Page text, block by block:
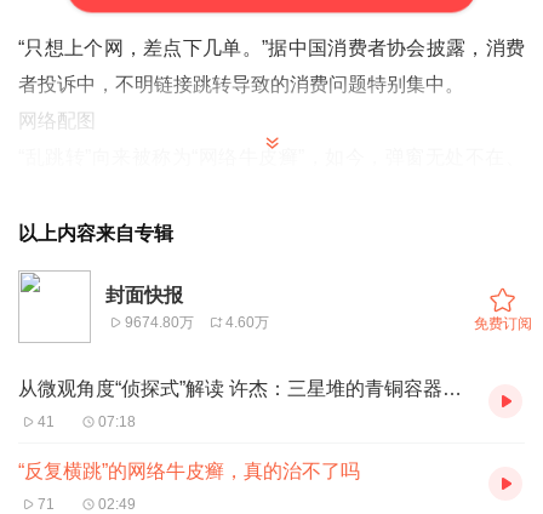
“只想上个网，差点下几单。”据中国消费者协会披露，消费
者投诉中，不明链接跳转导致的消费问题特别集中。
网络配图
隐蔽且霸道了。翻看普通网帖评论区，一不留神就点到了软
件下载；模糊提示用户可升级服务，打开后却是高价套餐续
费界面；说好的广告“一键关闭”，可连跳多次就是没有返回
选项……“不知道自己的手机下一刻在哪”，侵犯了消费者的
自主选择权和公平交易权，还可能伴随信息泄露问题。比
如，有网友发现，很多时候跳转页面恰是自己最近搜索过的
法律对广告投放行为有明确限定，相关部门也在不断加大整
以上内容来自专辑
封面快报
9674.80万 4.60万 免费订阅
从微观角度“侦探式”解读 许杰：三星堆的青铜容器与长江中游存在深刻交流|文化中国行·长江之歌
41 07:18
“反复横跳”的网络牛皮癣，真的治不了吗
71 02:49